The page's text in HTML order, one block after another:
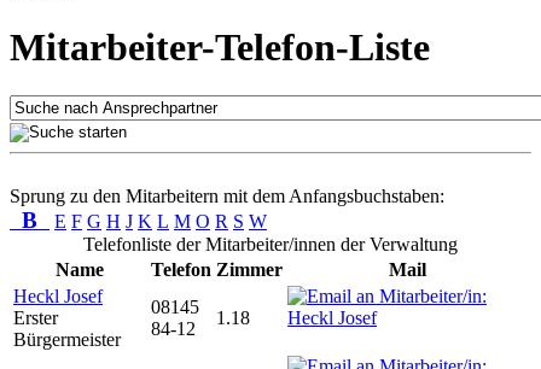
Mitarbeiter-Telefon-Liste
Sprung zu den Mitarbeitern mit dem Anfangsbuchstaben:
B E F G H J K L M O R S W
Telefonliste der Mitarbeiter/innen der Verwaltung
Name
Telefon Zimmer
Mail
Heckl Josef
Erster
Bürgermeister
08145
84-12
1.18